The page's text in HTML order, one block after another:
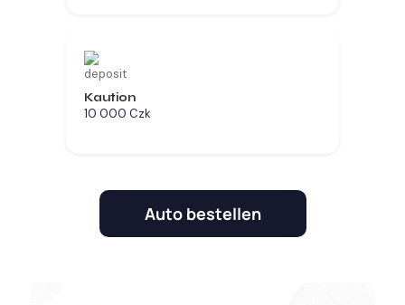
Kaution
10 000 Czk
Auto bestellen